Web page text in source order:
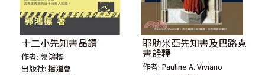
十二小先知書品讀
作者:郭鴻標
出版社:播道會
耶肋米亞先知書及巴路克
書詮釋
作者: Pauline A. Viviano